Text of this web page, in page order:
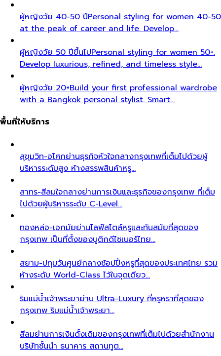
ผู้หญิงวัย 40-50 ปีPersonal styling for women 40-50
at the peak of career and life. Develop…
ผู้หญิงวัย 50 ปีขึ้นไปPersonal styling for women 50+.
Develop luxurious, refined, and timeless style…
ผู้หญิงวัย 20+Build your first professional wardrobe
with a Bangkok personal stylist. Smart…
พื้นที่ให้บริการ
สุขุมวิท-อโศกย่านธุรกิจหัวใจกลางกรุงเทพที่เต็มไปด้วยผู้
บริหารระดับสูง ห้างสรรพสินค้าหรู…
สาทร-สีลมใจกลางย่านการเงินและธุรกิจของกรุงเทพ ที่เต็ม
ไปด้วยผู้บริหารระดับ C-Level…
ทองหล่อ-เอกมัยย่านไลฟ์สไตล์หรูและทันสมัยที่สุดของ
กรุงเทพ เป็นที่ตั้งของบูติกดีไซเนอร์ไทย…
สยาม-ปทุมวันศูนย์กลางช้อปปิ้งหรูที่สุดของประเทศไทย รวม
ห้างระดับ World-Class ไว้ในจุดเดียว…
ริมแม่น้ำเจ้าพระยาย่าน Ultra-Luxury ที่หรูหราที่สุดของ
กรุงเทพ ริมแม่น้ำเจ้าพระยา…
สีลมย่านการเงินดั้งเดิมของกรุงเทพที่เต็มไปด้วยสำนักงาน
บริษัทชั้นนำ ธนาคาร สถานทูต…